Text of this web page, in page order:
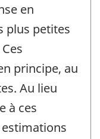
en
plus petites
principe, au
Au lieu
à ces